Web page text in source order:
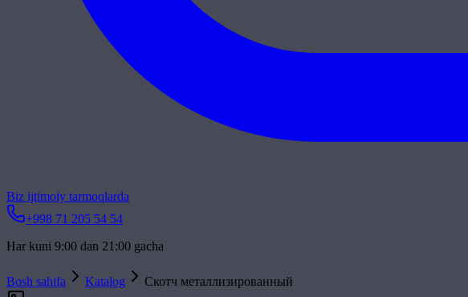
Biz ijtimoiy tarmoqlarda
+998 71 205 54 54
Har kuni 9:00 dan 21:00 gacha
Bosh sahifa Katalog
Скотч металлизированный